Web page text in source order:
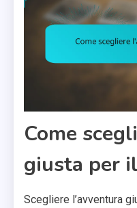
Come
giusta per
Scegliere l’avventura